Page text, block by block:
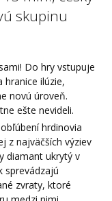
skupinu
Do hry vstupuje
hranice ilúzie,
novú úroveň.
ešte nevideli.
hrdinovia
z najväčších výziev
diamant ukrytý v
sprevádzajú
zvraty, ktoré